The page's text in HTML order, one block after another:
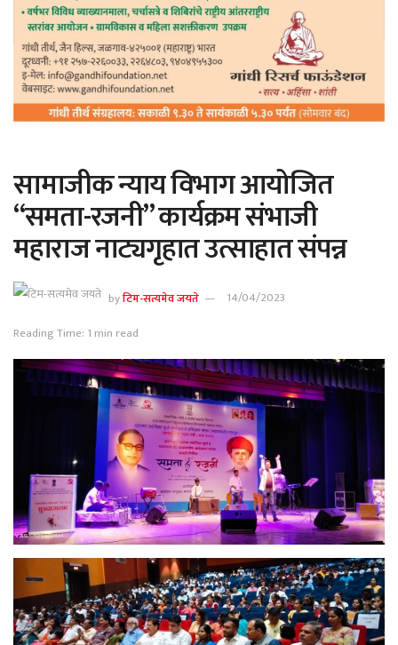
सामाजीक न्याय विभाग आयोजित
“समता-रजनी” कार्यक्रम संभाजी
महाराज नाट्यगृहात उत्साहात संपन्न
byटिम-सत्यमेव जयते
14/04/2023
Reading Time: 1 min read